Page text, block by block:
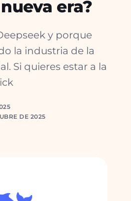
era?
y porque
la industria de la
Si quieres estar a la
DE 2025